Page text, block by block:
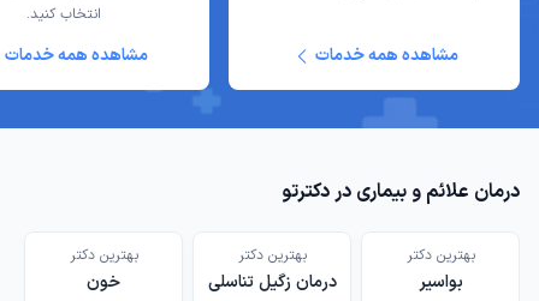
مشاهده همه خدمات
انتخاب کنید.
مشاهده همه خدمات
درمان علائم و بیماری در دکترتو
بهترین دکتر
بواسیر
بهترین دکتر
درمان زگیل تناسلی
‌بهترین دکتر
خون